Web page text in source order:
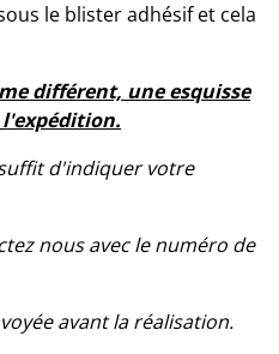
le blister adhésif et cela
différent, une esquisse
l'expédition.
d'indiquer votre
nous avec le numéro de
avant la réalisation.